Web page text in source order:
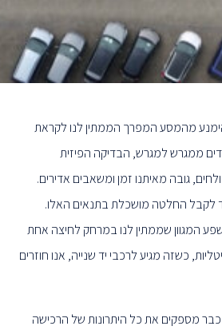
מהמסע המפרך הממתין לנו לקראת
ממגרש למגרש, הבדיקה הפיזית
גובה מאיתנו זמן ומשאבים אדירים.
לקבל החלטה מושכלת בתנאים האלו.
המגוון שממתין לנו במרחק לחיצה אחת
כשזה מגיע לרכבי יד שנייה, אנו חוזרים
מספקים את כל היתרונות של הרכישה